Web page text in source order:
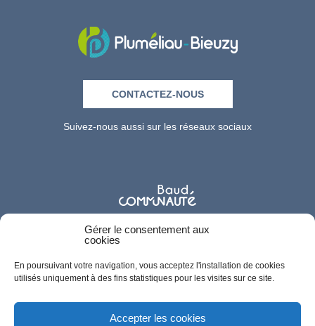
Gérer le consentement aux
cookies
En poursuivant votre navigation, vous acceptez l'installation de cookies
utilisés uniquement à des fins statistiques pour les visites sur ce site.
Accepter les cookies
CONTACTEZ-NOUS
Suivez-nous aussi sur les réseaux sociaux